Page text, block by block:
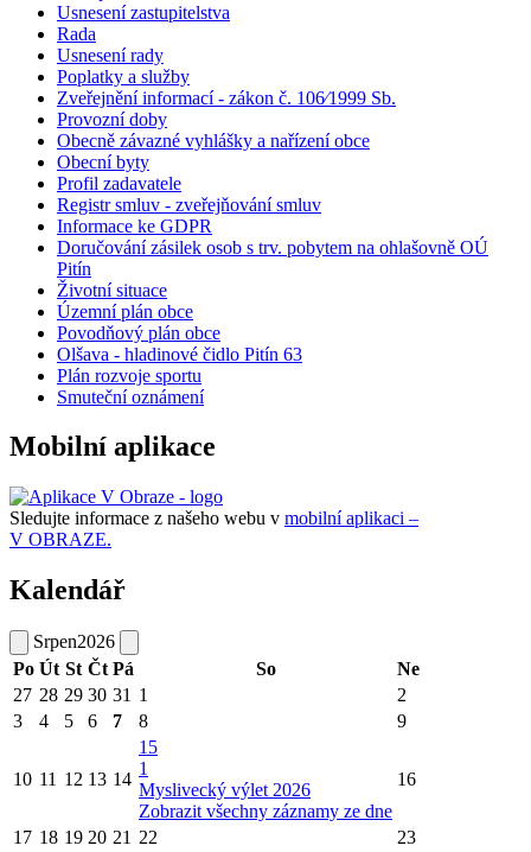
Usnesení zastupitelstva
Rada
Usnesení rady
Poplatky a služby
Zveřejnění informací - zákon č. 106⁄1999 Sb.
Provozní doby
Obecně závazné vyhlášky a nařízení obce
Obecní byty
Profil zadavatele
Registr smluv - zveřejňování smluv
Informace ke GDPR
Doručování zásilek osob s trv. pobytem na ohlašovně OÚ
Pitín
Životní situace
Územní plán obce
Povodňový plán obce
Olšava - hladinové čidlo Pitín 63
Plán rozvoje sportu
Smuteční oznámení
Mobilní aplikace
Sledujte informace z našeho webu v mobilní aplikaci –
V OBRAZE.
Kalendář
Srpen2026
Po Út St Čt Pá So
Ne
27 28 29 30 31 1
2
3
4 5 6 7 8 9
10 11 12 13 14
15
1
Myslivecký výlet 2026
Zobrazit všechny záznamy ze dne
16
17 18 19 20 21 22
23